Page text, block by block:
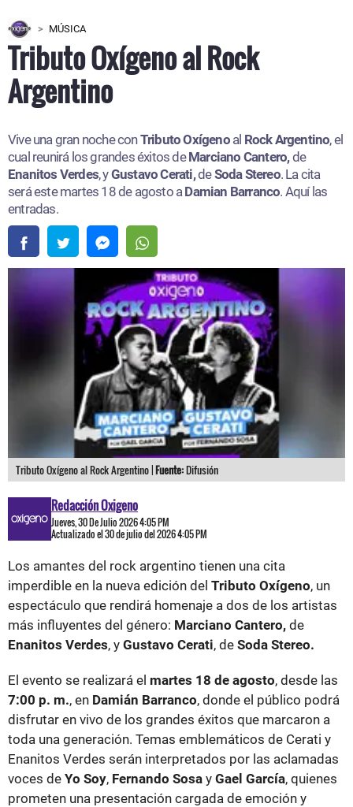
MÚSICA
Tributo Oxígeno al Rock
Argentino
Vive una gran noche conTributo Oxígenoal Rock Argentino, el
cual reunirá los grandes éxitos deMarciano Cantero,de
Enanitos Verdes, yGustavo Cerati,deSoda Stereo. La cita
será este martes 18 de agosto aDamian Barranco. Aquí las
entradas.​
Tributo Oxígeno al Rock Argentino |Fuente:Difusión
Redacción Oxigeno
Jueves, 30 De Julio 2026 4:05 PM
Actualizado el 30 de julio del 2026 4:05 PM
Los amantes del rock argentino tienen una cita
imperdible en la nueva edición del Tributo Oxígeno, un
espectáculo que rendirá homenaje a dos de los artistas
más influyentes del género: Marciano Cantero, de
Enanitos Verdes, y Gustavo Cerati, de Soda Stereo.
El evento se realizará el martes 18 de agosto, desde las
7:00 p. m., en Damián Barranco, donde el público podrá
disfrutar en vivo de los grandes éxitos que marcaron a
toda una generación. Temas emblemáticos de Cerati y
Enanitos Verdes serán interpretados por las aclamadas
voces de Yo Soy, Fernando Sosa y Gael García, quienes
prometen una presentación cargada de emoción y